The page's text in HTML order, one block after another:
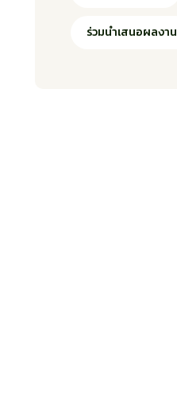
ร่วมนำเสนอผลงาน